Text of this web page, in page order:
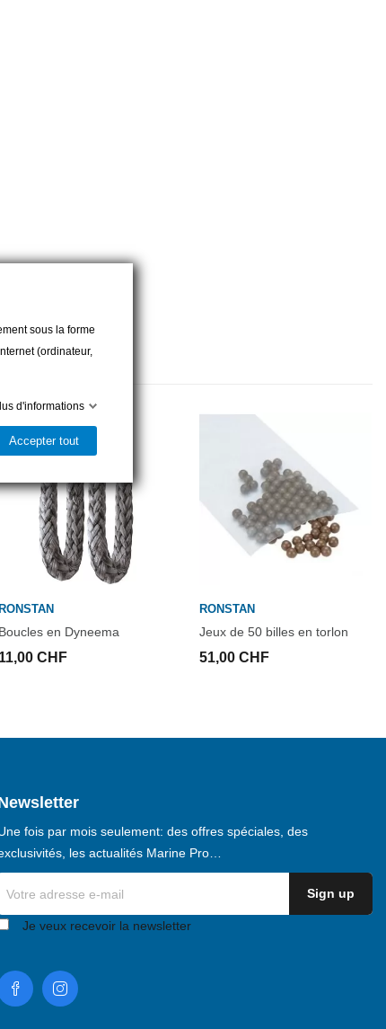
RONSTAN
Boucles en Dyneema
11,00 CHF
RONSTAN
Jeux de 50 billes en torlon
51,00 CHF
fois par mois seulement: des offres spéciales, des
les actualités Marine Pro…
Je veux recevoir la newsletter
sous la forme
(ordinateur,
d'informations
Accepter tout